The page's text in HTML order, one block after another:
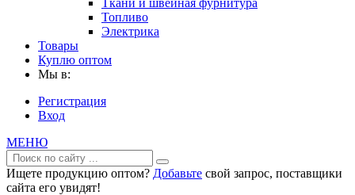
Ткани и швейная фурнитура
Топливо
Электрика
Товары
Куплю оптом
Мы в:
Регистрация
Вход
МЕНЮ
Ищете продукцию оптом? Добавьте свой запрос, поставщики
сайта его увидят!